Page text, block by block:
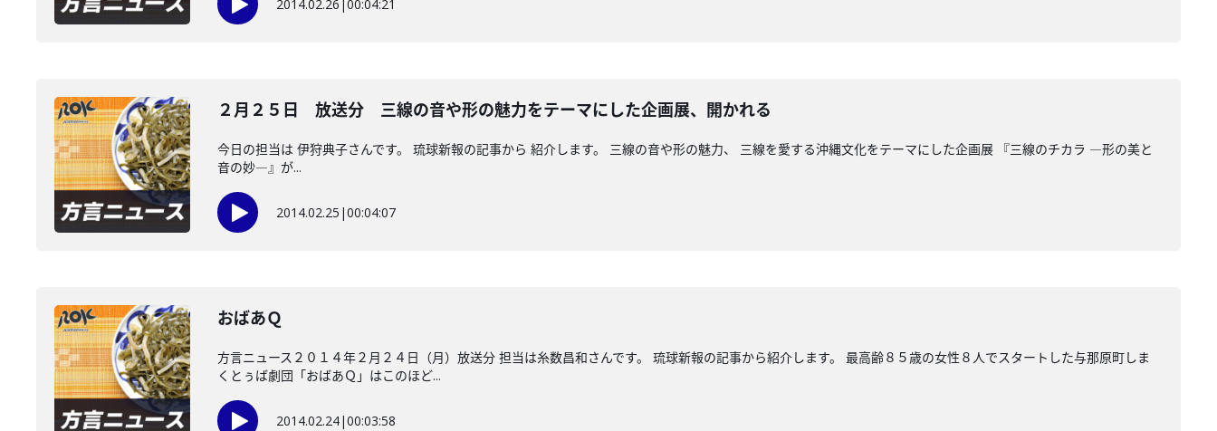
2014.02.26 |00:04:21
２月２５日 放送分 三線の音や形の魅力をテーマにした企画展、開かれる
今日の担当は 伊狩典子さんです。 琉球新報の記事から 紹介します。 三線の音や形の魅力、 三線を愛する沖縄文化をテーマにした企画展 『三線のチカラ ―形の美と
音の妙―』が...
2014.02.25 |00:04:07
おばあＱ
方言ニュース２０１４年２月２４日（月）放送分 担当は糸数昌和さんです。 琉球新報の記事から紹介します。 最高齢８５歳の女性８人でスタートした与那原町しま
くとぅば劇団「おばあＱ」はこのほど...
2014.02.24|00:03:58